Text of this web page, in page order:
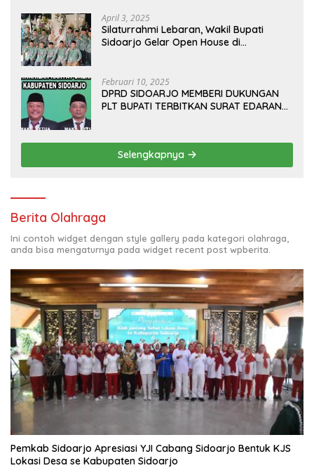
April 3, 2025
Silaturrahmi Lebaran, Wakil Bupati
Sidoarjo Gelar Open House di
Februari 10, 2025
DPRD SIDOARJO MEMBERI DUKUNGAN
PLT BUPATI TERBITKAN SURAT EDARAN
KELUAR KOTA
Selengkapnya
Berita Olahraga
Ini contoh widget dengan style gallery pada kategori olahraga,
anda bisa mengaturnya pada widget recent post wpberita.
Pemkab Sidoarjo Apresiasi YJI Cabang Sidoarjo Bentuk KJS
Lokasi Desa se Kabupaten Sidoarjo